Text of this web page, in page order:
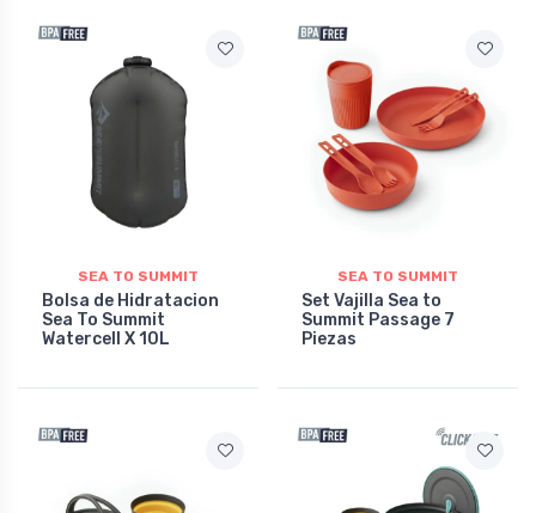
SEA TO SUMMIT
Bolsa de Hidratacion
Sea To Summit
Watercell X 10L
SEA TO SUMMIT
Set Vajilla Sea to
Summit Passage 7
Piezas